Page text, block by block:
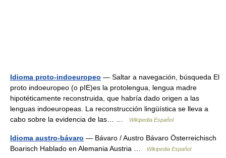
Idioma proto-indoeuropeo — Saltar a navegación, búsqueda El
proto indoeuropeo (o pIE)es la protolengua, lengua madre
hipotéticamente reconstruida, que habría dado origen a las
lenguas indoeuropeas. La reconstrucción lingüística se lleva a
cabo sobre la evidencia de las… …
Wikipedia Español
Idioma austro-bávaro — Bávaro / Austro Bávaro Österreichisch
Boarisch Hablado en Alemania Austria …
Wikipedia Español